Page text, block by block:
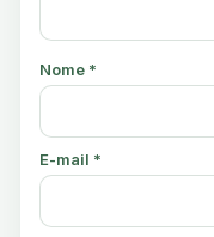
Nome *
E-mail *